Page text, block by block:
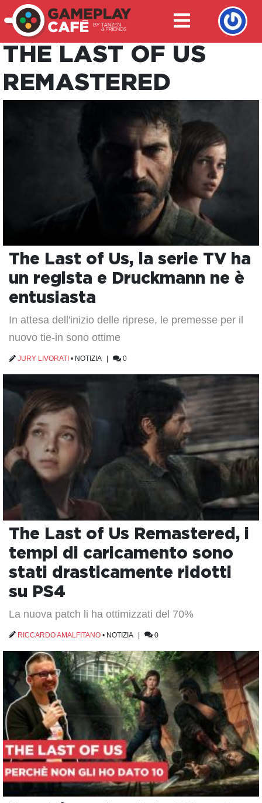
THE LAST OF US
REMASTERED
The Last of Us, la serie TV ha
un regista e Druckmann ne è
entusiasta
In attesa dell'inizio delle riprese, le premesse per il
nuovo tie-in sono ottime
JURY LIVORATI • NOTIZIA| 0
The Last of Us Remastered, i
tempi di caricamento sono
stati drasticamente ridotti
su PS4
La nuova patch li ha ottimizzati del 70%
RICCARDO AMALFITANO • NOTIZIA| 0